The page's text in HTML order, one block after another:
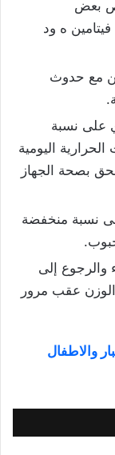
بعض
فيتامين ه ود
مع حدوث
على نسبة
الحرارية اليومية
بصحة الجهاز
نسبة منخفضة
والرجوع إلى
لم تفقد 5% من الوزن عقب مرور
دواء سيبرو 500 للكبار والاطفال